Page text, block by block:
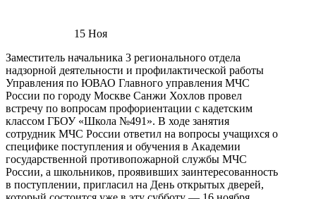
15Ноя
Заместитель начальника 3 регионального отдела
надзорной деятельности и профилактической работы
Управления по ЮВАО Главного управления МЧС
России по городу Москве Санжи Хохлов провел
встречу по вопросам профориентации с кадетским
классом ГБОУ «Школа №491». В ходе занятия
сотрудник МЧС России ответил на вопросы учащихся о
специфике поступления и обучения в Академии
государственной противопожарной службы МЧС
России, а школьников, проявивших заинтересованность
в поступлении, пригласил на День открытых дверей,